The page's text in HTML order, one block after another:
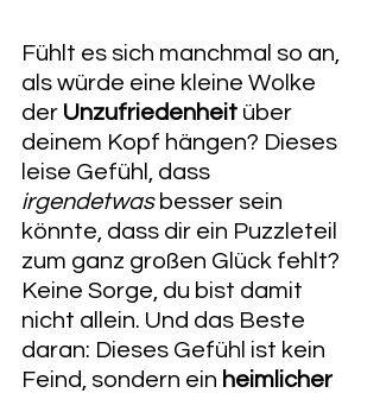
​Fühlt es sich manchmal so an,
als würde eine kleine Wolke
der Unzufriedenheit über
deinem Kopf hängen? Dieses
leise Gefühl, dass
irgendetwas besser sein
könnte, dass dir ein Puzzleteil
zum ganz großen Glück fehlt?
​Keine Sorge, du bist damit
nicht allein. Und das Beste
daran: Dieses Gefühl ist kein
Feind, sondern ein heimlicher